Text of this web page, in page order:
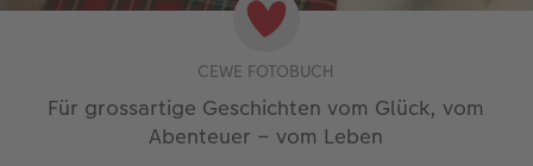
CEWE FOTOBUCH
Für grossartige Geschichten vom Glück, vom
Abenteuer – vom Leben